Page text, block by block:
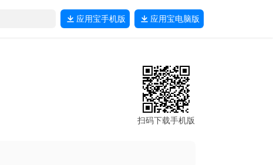
应用宝手机版 应用宝电脑版
扫码下载手机版